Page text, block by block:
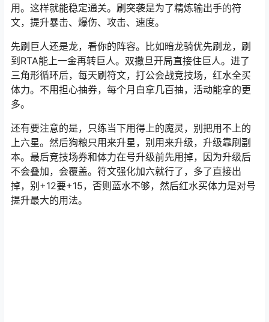
用。这样就能稳定通关。刷突袭是为了精炼输出手的符
文，提升暴击、爆伤、攻击、速度。
先刷巨人还是龙，看你的阵容。比如暗龙骑优先刷龙，刷
到RTA能上一金再转巨人。双撒旦开局直接住巨人。进了
三角形循环后，每天刷符文，打公会战竞技场，红水全买
体力。不用担心抽券，每个月白拿几百抽，活动能拿的更
多。
还有要注意的是，只练当下用得上的魔灵，别把用不上的
上六星。然后狗粮只用来升星，别用来升级，升级靠刷副
本。最后竞技场券和体力在号升级前先用掉，因为升级后
不会叠加，会覆盖。符文强化加六就行了，多了直接出
掉，别+12要+15，否则蓝水不够，然后红水买体力是对号
提升最大的用法。